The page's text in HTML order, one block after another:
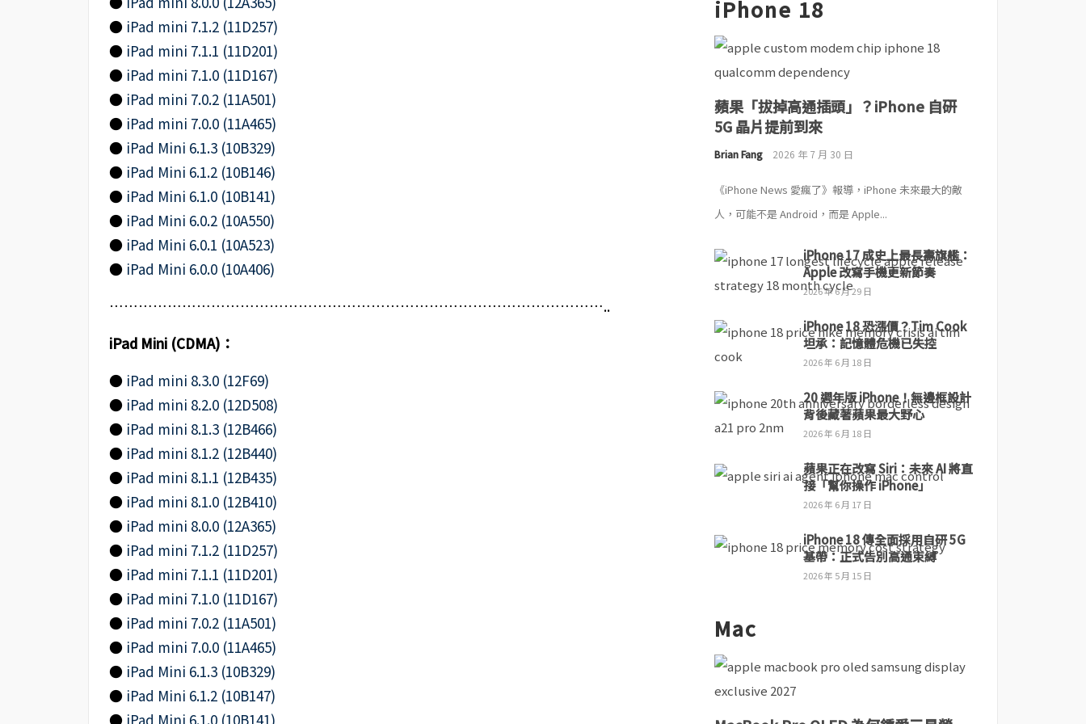
● iPad mini 7.1.2 (11D257)
● iPad mini 7.1.1 (11D201)
● iPad mini 7.1.0 (11D167)
● iPad mini 7.0.2 (11A501)
● iPad mini 7.0.0 (11A465)
● iPad Mini 6.1.3 (10B329)
● iPad Mini 6.1.2 (10B146)
● iPad Mini 6.1.0 (10B141)
● iPad Mini 6.0.2 (10A550)
● iPad Mini 6.0.1 (10A523)
● iPad Mini 6.0.0 (10A406)
…………………………………………………………………………………………..
iPad Mini (CDMA)：
● iPad mini 8.3.0 (12F69)
● iPad mini 8.2.0 (12D508)
● iPad mini 8.1.3 (12B466)
● iPad mini 8.1.2 (12B440)
● iPad mini 8.1.1 (12B435)
● iPad mini 8.1.0 (12B410)
● iPad mini 8.0.0 (12A365)
● iPad mini 7.1.2 (11D257)
● iPad mini 7.1.1 (11D201)
● iPad mini 7.1.0 (11D167)
● iPad mini 7.0.2 (11A501)
● iPad mini 7.0.0 (11A465)
● iPad Mini 6.1.3 (10B329)
● iPad Mini 6.1.2 (10B147)
● iPad Mini 6.1.0 (10B141)
iPhone 18
蘋果「拔掉高通插頭」？iPhone 自研
5G 晶片提前到來
Brian Fang 2026 年 7 月 30 日
《iPhone News 愛瘋了》報導，iPhone 未來最大的敵
人，可能不是 Android，而是 Apple...
iPhone 17 成史上最長壽旗艦：
Apple 改寫手機更新節奏
2026 年 6 月 29 日
iPhone 18 恐漲價？Tim Cook
坦承：記憶體危機已失控
2026 年 6 月 18 日
20 週年版 iPhone！無邊框設計
背後藏著蘋果最大野心
2026 年 6 月 18 日
蘋果正在改寫 Siri：未來 AI 將直
接「幫你操作 iPhone」
2026 年 6 月 17 日
iPhone 18 傳全面採用自研 5G
基帶：正式告別高通束縛
2026 年 5 月 15 日
Mac